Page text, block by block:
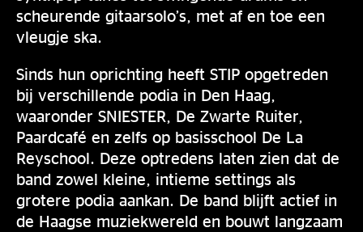
scheurende gitaarsolo’s, met af en toe een
vleugje ska.
Sinds hun oprichting heeft STIP opgetreden
bij verschillende podia in Den Haag,
waaronder SNIESTER, De Zwarte Ruiter,
Paardcafé en zelfs op basisschool De La
Reyschool. Deze optredens laten zien dat de
band zowel kleine, intieme settings als
grotere podia aankan. De band blijft actief in
de Haagse muziekwereld en bouwt langzaam